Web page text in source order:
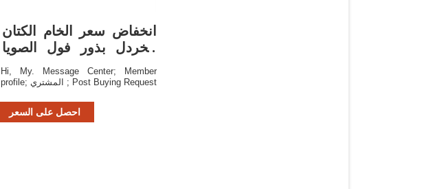
انخفاض سعر الخام الكتان
الخردل بذور فول الصويا
آلة حفرة
Hi, My. Message Center; Member
profile; المشتري ; Post Buying Request
احصل على السعر